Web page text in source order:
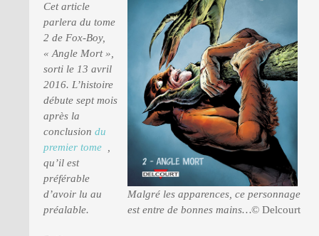
PRESSE
Malgré les apparences, ce personnage
est entre de bonnes mains…© Delcourt
Cet article
parlera du tome
2 de Fox-Boy,
« Angle Mort »,
sorti le 13 avril
2016. L’histoire
débute sept mois
après la
conclusion du
premier tome
qu’il est
préférable
d’avoir lu au
préalable.